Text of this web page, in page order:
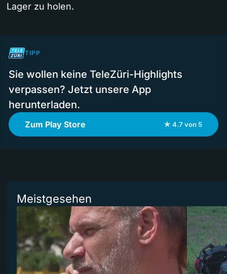
Lager zu holen.
TIPP
Sie wollen keine TeleZüri-Highlights
verpassen? Jetzt unsere App
herunterladen.
Zum Play Store ★ 4.7 von 5
Meistgesehen